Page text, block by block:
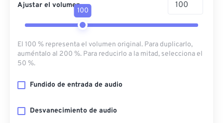
Ajustar el volumen
100
El 100 % representa el volumen original. Para duplicarlo,
auméntalo al 200 %. Para reducirlo a la mitad, selecciona el
50 %.
Fundido de entrada de audio
Desvanecimiento de audio